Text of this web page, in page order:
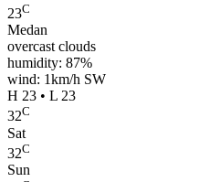
23C
Medan
overcast clouds
humidity: 87%
wind: 1km/h SW
H 23 • L 23
32C
Sat
32C
Sun